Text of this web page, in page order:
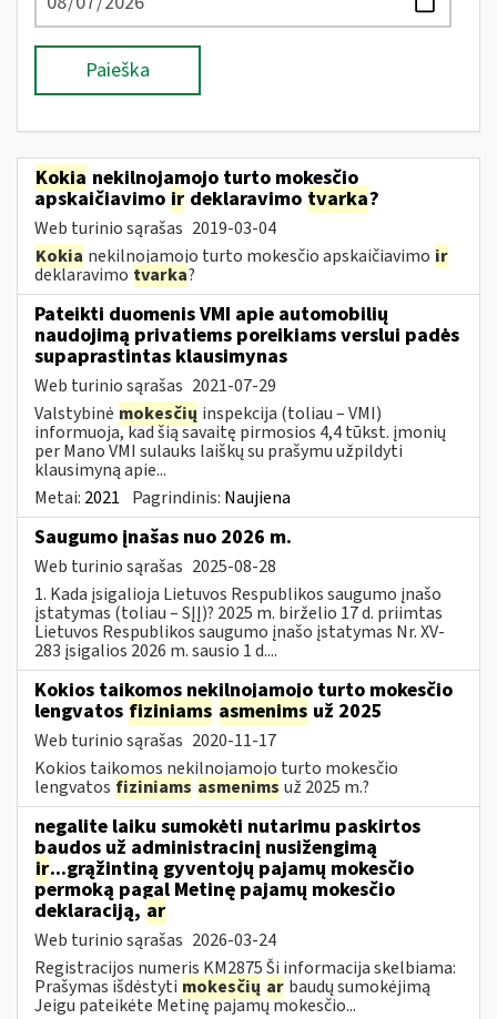
Paieška
Kokia nekilnojamojo turto mokesčio
apskaičiavimo ir deklaravimo tvarka?
Web turinio sąrašas 2019-03-04
Kokia nekilnojamojo turto mokesčio apskaičiavimo ir
deklaravimo tvarka?
Pateikti duomenis VMI apie automobilių
naudojimą privatiems poreikiams verslui padės
supaprastintas klausimynas
Web turinio sąrašas 2021-07-29
Valstybinė mokesčių inspekcija (toliau – VMI)
informuoja, kad šią savaitę pirmosios 4,4 tūkst. įmonių
per Mano VMI sulauks laiškų su prašymu užpildyti
klausimyną apie...
Metai: 2021 Pagrindinis: Naujiena
Saugumo įnašas nuo 2026 m.
Web turinio sąrašas 2025-08-28
1. Kada įsigalioja Lietuvos Respublikos saugumo įnašo
įstatymas (toliau – SĮĮ)? 2025 m. birželio 17 d. priimtas
Lietuvos Respublikos saugumo įnašo įstatymas Nr. XV-
283 įsigalios 2026 m. sausio 1 d....
Kokios taikomos nekilnojamojo turto mokesčio
lengvatos fiziniams asmenims už 2025
Web turinio sąrašas 2020-11-17
Kokios taikomos nekilnojamojo turto mokesčio
lengvatos fiziniams asmenims už 2025 m.?
negalite laiku sumokėti nutarimu paskirtos
baudos už administracinį nusižengimą
ir...grąžintiną gyventojų pajamų mokesčio
permoką pagal Metinę pajamų mokesčio
deklaraciją, ar
Web turinio sąrašas 2026-03-24
Registracijos numeris KM2875 Ši informacija skelbiama:
Prašymas išdėstyti mokesčių ar baudų sumokėjimą
Jeigu pateikėte Metinę pajamų mokesčio...